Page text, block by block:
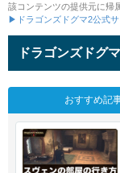
該コンテンツの提供元に帰
▶ドラゴンズドグマ2公式サ
ドラゴンズドグ
おすすめ記